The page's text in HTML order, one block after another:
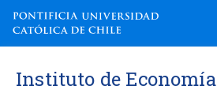
Instituto de Economía